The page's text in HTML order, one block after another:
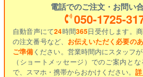
電話でのご注文・お問い
050-1725-
自動音声にて24時間365日受付します。
の注文番号など、 お伝えいただく必要の
ご準備ください。営業時間内にスタッフ
（ショートメッセージ）でのご案内と
で、スマホ・携帯からおかけください。